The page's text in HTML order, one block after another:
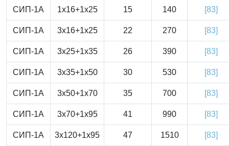
СИП-1А 1x16+1x25 15 140 [83]
СИП-1А 3x16+1x25 22 270 [83]
СИП-1А 3x25+1x35 26 390 [83]
СИП-1А 3x35+1x50 30 530 [83]
СИП-1А 3x50+1x70 35 700 [83]
СИП-1А 3x70+1x95 41 990 [83]
СИП-1А 3x120+1x95 47 1510 [83]